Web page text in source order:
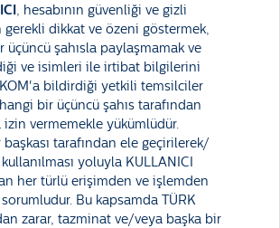
, hesabının güvenliği ve gizli
gerekli dikkat ve özeni göstermek,
üçüncü şahısla paylaşmamak ve
ve isimleri ile irtibat bilgilerini
bildirdiği yetkili temsilciler
bir üçüncü şahıs tarafından
izin vermemekle yükümlüdür.
başkası tarafından ele geçirilerek/
yoluyla KULLANICI
her türlü erişimden ve işlemden
Bu kapsamda TÜRK
zarar, tazminat ve/veya başka bir